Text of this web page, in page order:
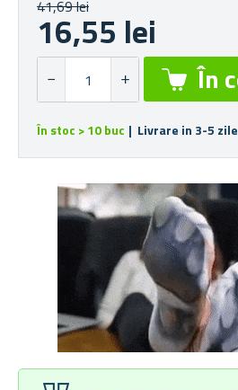
41,69 lei
16,55 lei
În stoc > 10 buc | Livrare in 3-5 zile